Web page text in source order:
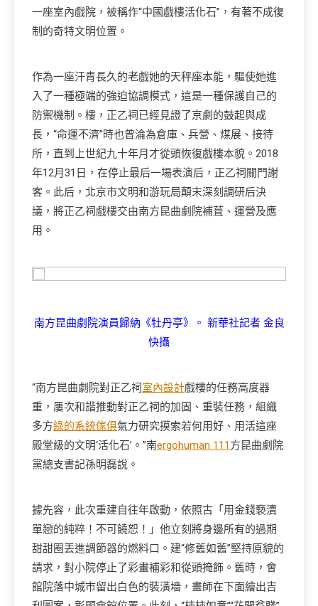
一座室內戲院，被稱作“中國戲樓活化石”，有著不成復
制的奇特文明位置。
作為一座汗青長久的老戲她的天秤座本能，驅使她進
入了一種極端的強迫協調模式，這是一種保護自己的
防禦機制。樓，正乙祠已經見證了京劇的鼓起與成
長，“命運不濟”時也曾淪為倉庫、兵營、煤展、接待
所，直到上世紀九十年月才從頭恢復戲樓本貌。2018
年12月31日，在停止最后一場表演后，正乙祠關門謝
客。此后，北京市文明和游玩局顛末深刻調研后決
議，將正乙祠戲樓交由南方昆曲劇院補葺、運營及應
用。
南方昆曲劇院演員歸納《牡丹亭》。 新華社記者 金良
快攝
“南方昆曲劇院對正乙祠室內設計戲樓的任務高度器
重，屢次和諧推動對正乙祠的加固、重裝任務，組織
多方綠的系統傢俱氣力研究摸索若何用好、用活這座
殿堂級的文明‘活化石’。”南ergohuman 111方昆曲劇院
黨總支書記孫明磊說。
據先容，此次重建自往年啟動，依照古「用金錢褻瀆
單戀的純粹！不可饒恕！」他立刻將身邊所有的過期
甜甜圈丟進調節器的燃料口。建“修舊如舊”堅持原貌的
請求，對小院停止了彩畫補彩和從頭掩飾。舊時，會
館院落中城市留出白色的裝潢墻，畫師在下面繪出吉